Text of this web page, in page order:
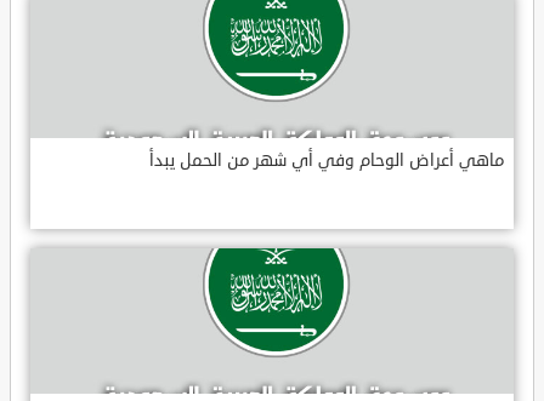
ماهي أعراض الوحام وفي أي شهر من الحمل يبدأ